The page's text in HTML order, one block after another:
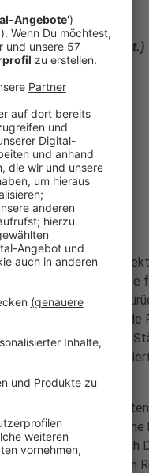
genesen.
24. Juni, veröffentlicht.)
Anstiegs der
neue
Neuinfizierte in den
für die betreffende
Information: In der
die Zahl der
aus
lang in
Wiedereinreise nach
ausgewiesenen